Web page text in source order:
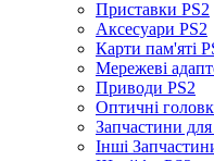
Приставки PS2
Аксесуари PS2
Карти пам'яті
Мережеві
Приводи PS2
Оптичні
Запчастини
Інші